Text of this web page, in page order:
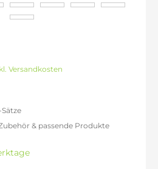
Versandkosten
€
€
& passende Produkte